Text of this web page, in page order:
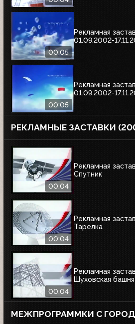
00:05
Рекламная
01.09.2002-
00:05
Рекламная
01.09.2002-
РЕКЛАМНЫЕ ЗАСТАВКИ
00:04
Рекламная
Спутник
00:04
Рекламная
Тарелка
00:04
Рекламная
Шуховская башня
МЕЖПРОГРАММКИ С